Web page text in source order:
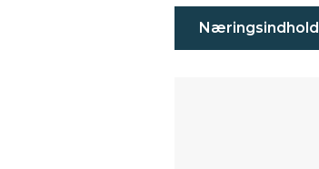
Næringsindhold